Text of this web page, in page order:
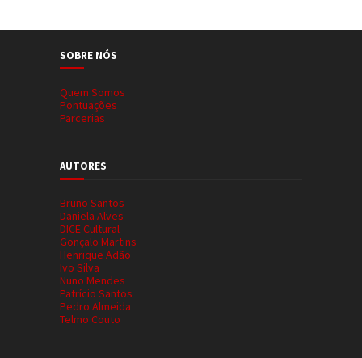
SOBRE NÓS
Quem Somos
Pontuações
Parcerias
AUTORES
Bruno Santos
Daniela Alves
DICE Cultural
Gonçalo Martins
Henrique Adão
Ivo Silva
Nuno Mendes
Patrício Santos
Pedro Almeida
Telmo Couto